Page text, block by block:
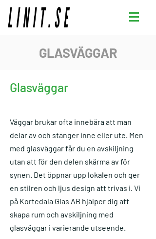
GLASVÄGGAR
Glasväggar
Väggar brukar ofta innebära att man
delar av och stänger inne eller ute. Men
med glasväggar får du en avskiljning
utan att för den delen skärma av för
synen. Det öppnar upp lokalen och ger
en stilren och ljus design att trivas i. Vi
på Kortedala Glas AB hjälper dig att
skapa rum och avskiljning med
glasväggar i varierande utseende.